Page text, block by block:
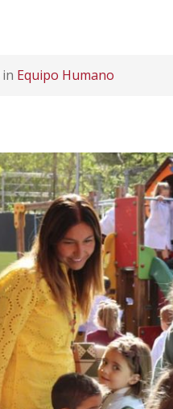
in Equipo Humano